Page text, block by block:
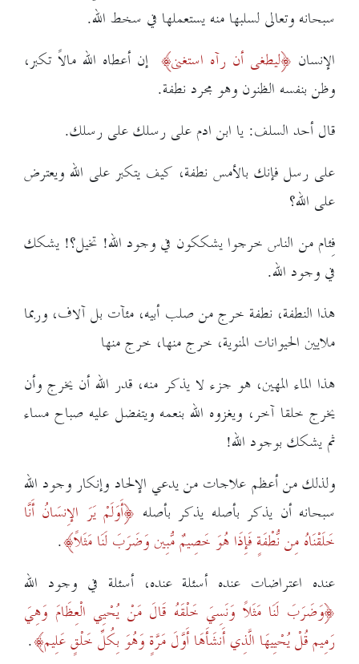
سبحانه وتعالى لسلبها منه يستعملها في سخط الله.
الإنسان
ليطغى أن رآه استغنى
إن أعطاه الله مالاً تكبر،
وظن بنفسه الظنون وهو مجرد نطفة.
قال أحد السلف: يا ابن ادم على رسلك على رسلك.
على رسل فإنك بالأمس نطفة، كيف يتكبر على الله ويعترض
على الله؟
فِئام من الناس خرجوا يشككون في وجود الله! تخيل؟! يشكك
في وجود الله.
هذا النطفة، نطفة خرج من صلب أبيه، مئآت بل آلاف، وربما
ملايين الحيوانات المنوية، خرج منها، خرج منها
هذا الماء المهين، هو جزء لا يذكر منه، قدر الله أن يخرج وأن
يخرج خلقا آخر، ويغزوه الله بنعمه ويتفضل عليه صباح مساء
ثم يشكك بوجود الله!
ولذلك من أعظم علاجات من يدعي الإلحاد وإنكار وجود الله
سبحانه أن يذكر بأصله يذكر بأصله
أَوَلَمْ يَرَ الإِنسَانُ أَنَّا
خَلَقْنَاهُ مِن نُّطْفَةٍ فَإِذَا هُوَ خَصِيمٌ مُّبِين وَضَرَبَ لَنَا مَثَلاً .
عنده اعتراضات عنده أسئلة عنده، أسئلة في وجود الله
وَضَرَبَ لَنَا مَثَلاً وَنَسِيَ خَلْقَهُ قَالَ مَنْ يُحْيِي الْعِظَامَ وَهِيَ
رَمِيم قُلْ يُحْيِيهَا الَّذِي أَنشَأَهَا أَوَّلَ مَرَّةٍ وَهُوَ بِكُلِّ خَلْقٍ عَلِيم .